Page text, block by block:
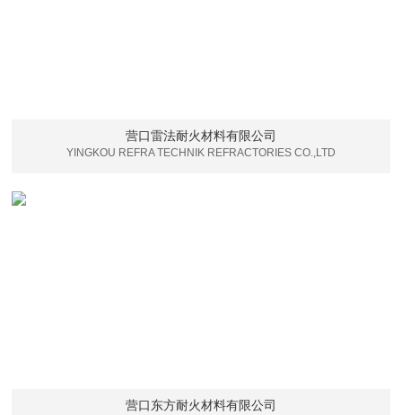
营口雷法耐火材料有限公司
YINGKOU REFRA TECHNIK REFRACTORIES CO.,LTD
营口东方耐火材料有限公司